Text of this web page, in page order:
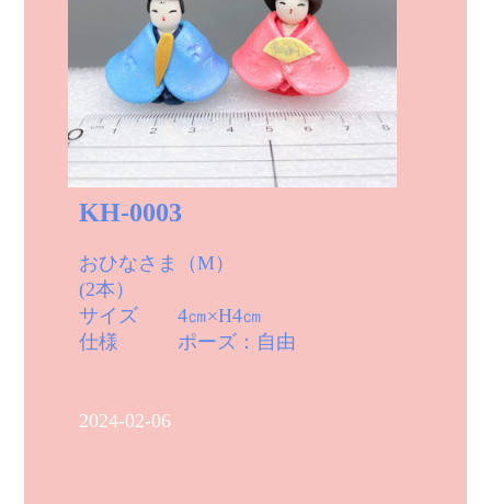
KH-0003
おひなさま（M）
(2本）
サイズ 4㎝×H4㎝
仕様 ポーズ：自由
2024-02-06